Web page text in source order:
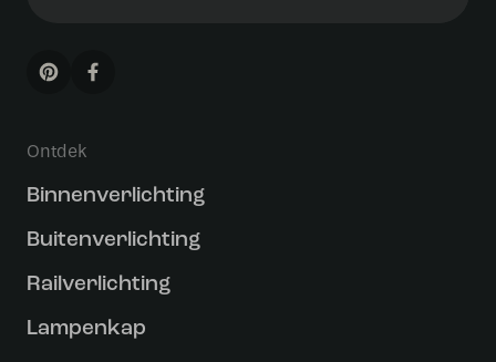
Ontdek
Binnenverlichting
Buitenverlichting
Railverlichting
Lampenkap